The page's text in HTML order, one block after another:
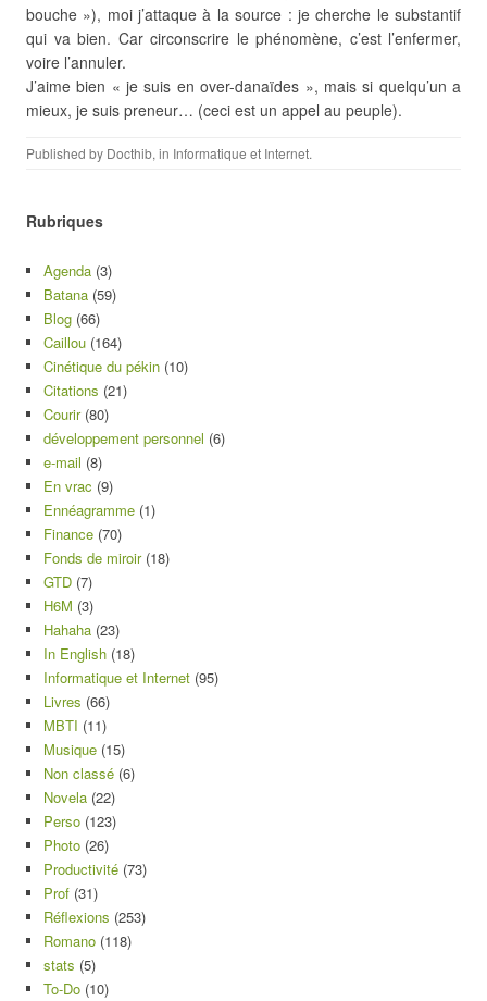
bouche »), moi j’attaque à la source : je cherche le substantif
qui va bien. Car circonscrire le phénomène, c’est l’enfermer,
voire l’annuler.
J’aime bien « je suis en over-danaïdes », mais si quelqu’un a
mieux, je suis preneur… (ceci est un appel au peuple).
Published by Docthib, in Informatique et Internet.
Rubriques
Agenda (3)
Batana (59)
Blog (66)
Caillou (164)
Cinétique du pékin (10)
Citations (21)
Courir(80)
développement personnel (6)
e-mail (8)
En vrac (9)
Ennéagramme (1)
Finance (70)
Fonds de miroir(18)
GTD (7)
H6M (3)
Hahaha (23)
In English (18)
Informatique et Internet (95)
Livres (66)
MBTI (11)
Musique (15)
Non classé (6)
Novela (22)
Perso (123)
Photo (26)
Productivité (73)
Prof (31)
Réflexions (253)
Romano (118)
stats (5)
To-Do (10)